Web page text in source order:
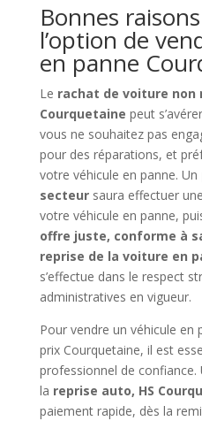
Bonnes
l’option de
en panne
Le rachat de voiture non
Courquetaine peut
vous ne souhaitez pas
pour des réparations, et
votre véhicule en panne. Un
secteursaura effectuer une
votre véhicule en panne,
offre juste, conforme à
reprise de la voiture en
s’effectue dans le respect
administratives en vigueur.
Pour vendre un véhicule en
prix Courquetaine, il est
professionnel de confiance.
la reprise auto, HS
paiement rapide, dès la